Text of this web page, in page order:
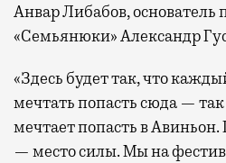
Анвар Либабов, основатель
«Семьянюки» Александр
«Здесь будет так, что
мечтать попасть сюда —
мечтает попасть в
— место силы. Мы на